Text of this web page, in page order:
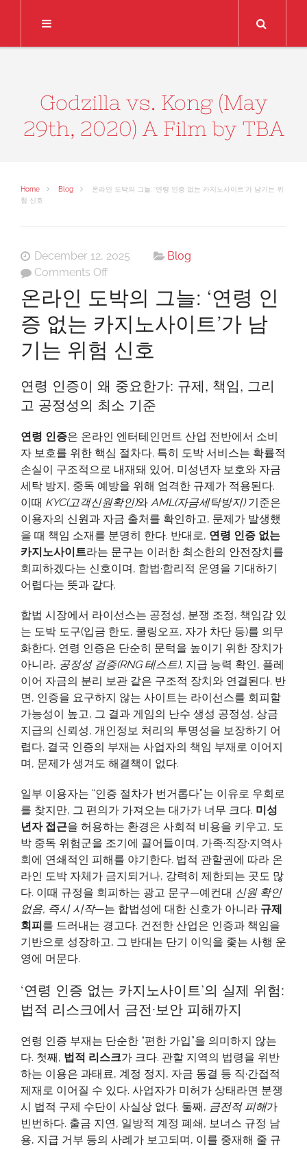
Godzilla vs. Kong (May
29th, 2020) A Film by TBA
Home Blog
온라인 도박의 그늘: ‘연령 인증 없는 카지노사이트’가 남기는 위
험 신호
December 12, 2025
Blog
Comments Offon
온
라
인
도
박
그
늘:
령
인
증
없
는
카
지
노
사
이
남
기
는
위
험
신
호
온라인 도박의 그늘: ‘연령 인
증 없는 카지노사이트’가 남
기는 위험 신호
연령 인증이 왜 중요한가: 규제, 책임, 그리
고 공정성의 최소 기준
연령 인증은 온라인 엔터테인먼트 산업 전반에서 소비
자 보호를 위한 핵심 절차다. 특히 도박 서비스는 확률적
손실이 구조적으로 내재돼 있어, 미성년자 보호와 자금
세탁 방지, 중독 예방을 위해 엄격한 규제가 적용된다.
이때 KYC(고객신원확인)와 AML(자금세탁방지)기준은
이용자의 신원과 자금 출처를 확인하고, 문제가 발생했
을 때 책임 소재를 분명히 한다. 반대로, 연령 인증 없는
카지노사이트라는 문구는 이러한 최소한의 안전장치를
회피하겠다는 신호이며, 합법·합리적 운영을 기대하기
어렵다는 뜻과 같다.
합법 시장에서 라이선스는 공정성, 분쟁 조정, 책임감 있
는 도박 도구(입금 한도, 쿨링오프, 자가 차단 등)를 의무
화한다. 연령 인증은 단순히 문턱을 높이기 위한 장치가
아니라, 공정성 검증(RNG 테스트), 지급 능력 확인, 플레
이어 자금의 분리 보관 같은 구조적 장치와 연결된다. 반
면, 인증을 요구하지 않는 사이트는 라이선스를 회피할
가능성이 높고, 그 결과 게임의 난수 생성 공정성, 상금
지급의 신뢰성, 개인정보 처리의 투명성을 보장하기 어
렵다. 결국 인증의 부재는 사업자의 책임 부재로 이어지
며, 문제가 생겨도 해결책이 없다.
일부 이용자는 “인증 절차가 번거롭다”는 이유로 우회로
를 찾지만, 그 편의가 가져오는 대가가 너무 크다. 미성
년자 접근을 허용하는 환경은 사회적 비용을 키우고, 도
박 중독 위험군을 조기에 끌어들이며, 가족·직장·지역사
회에 연쇄적인 피해를 야기한다. 법적 관할권에 따라 온
라인 도박 자체가 금지되거나, 강력히 제한되는 곳도 많
다. 이때 규정을 회피하는 광고 문구—예컨대 신원 확인
없음, 즉시 시작—는 합법성에 대한 신호가 아니라 규제
회피를 드러내는 경고다. 건전한 산업은 인증과 책임을
기반으로 성장하고, 그 반대는 단기 이익을 좇는 사행 운
영에 머문다.
‘연령 인증 없는 카지노사이트’의 실제 위험:
법적 리스크에서 금전·보안 피해까지
연령 인증 부재는 단순한 “편한 가입”을 의미하지 않는
다. 첫째, 법적 리스크가 크다. 관할 지역의 법령을 위반
하는 이용은 과태료, 계정 정지, 자금 동결 등 직·간접적
제재로 이어질 수 있다. 사업자가 미허가 상태라면 분쟁
시 법적 구제 수단이 사실상 없다. 둘째, 금전적 피해가
빈번하다. 출금 지연, 일방적 계정 폐쇄, 보너스 규정 남
용, 지급 거부 등의 사례가 보고되며, 이를 중재해 줄 규